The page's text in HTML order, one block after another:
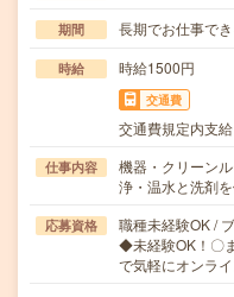
期間 長期でお仕事で
時給 時給1500円
交通費
交通費規定内支給
仕事内容
機器・クリーン
浄・温水と洗剤
応募資格
職種未経験OK /
◆未経験OK！〇
で気軽にオンラ